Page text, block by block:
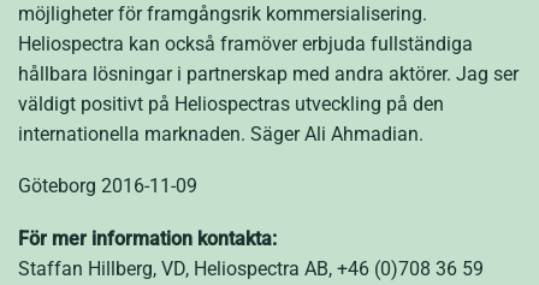
möjligheter för framgångsrik kommersialisering.
Heliospectra kan också framöver erbjuda fullständiga
hållbara lösningar i partnerskap med andra aktörer. Jag ser
väldigt positivt på Heliospectras utveckling på den
internationella marknaden. Säger Ali Ahmadian.
Göteborg 2016-11-09
För mer information kontakta:
Staffan Hillberg, VD, Heliospectra AB, +46 (0)708 36 59